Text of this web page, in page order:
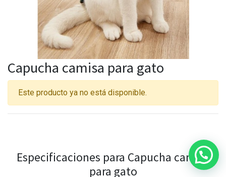
Capucha camisa para gato
Este producto ya no está disponible.
Especificaciones para Capucha camisa
para gato